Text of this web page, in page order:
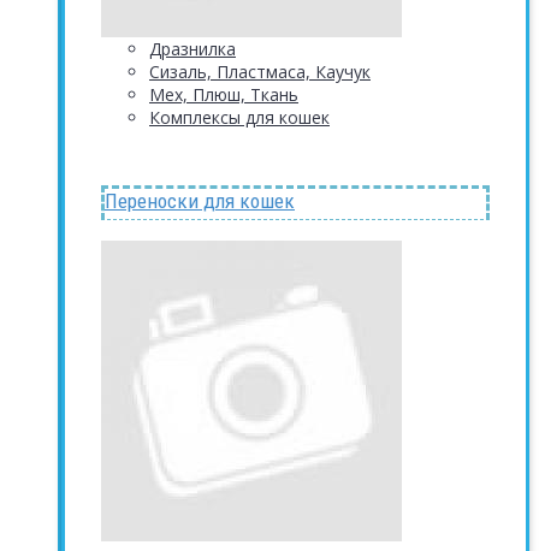
Дразнилка
Сизаль, Пластмаса, Каучук
Мех, Плюш, Ткань
Комплексы для кошек
Переноски для кошек